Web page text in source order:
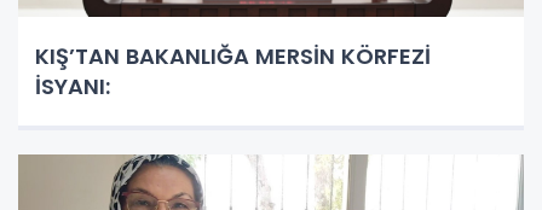
KIŞ’TAN BAKANLIĞA MERSİN KÖRFEZİ
İSYANI: